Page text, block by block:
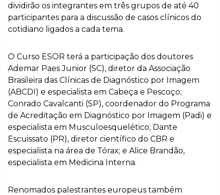
dividirão os integrantes em três grupos de até 40
participantes para a discussão de casos clínicos do
cotidiano ligados a cada tema.
O Curso ESOR terá a participação dos doutores
Ademar Paes Junior (SC), diretor da Associação
Brasileira das Clínicas de Diagnóstico por Imagem
(ABCDI) e especialista em Cabeça e Pescoço;
Conrado Cavalcanti (SP), coordenador do Programa
de Acreditação em Diagnóstico por Imagem (Padi) e
especialista em Musculoesquelético; Dante
Escuissato (PR), diretor científico do CBR e
especialista na área de Tórax; e Alice Brandão,
especialista em Medicina Interna.
Renomados palestrantes europeus também